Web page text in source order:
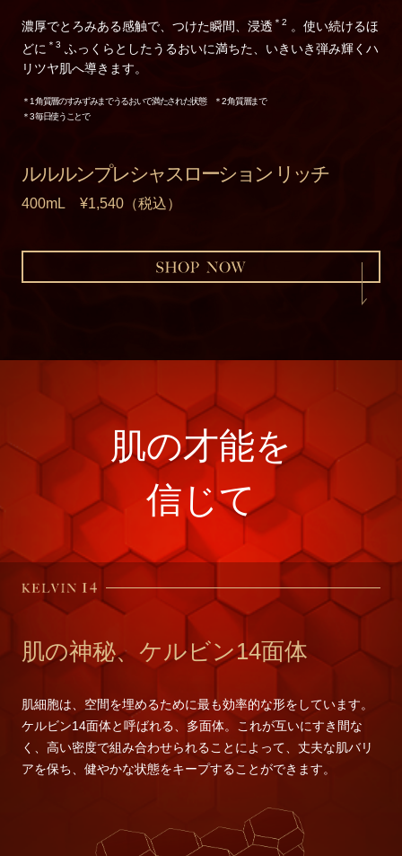
濃厚でとろみある感触で、つけた瞬間、浸透 ＊2 。 使い続けるほ
どに ＊3 ふっくらとしたうるおいに満ちた、 いきいき弾み輝くハ
リツヤ肌へ導きます。
＊1 角質層のすみずみまでうるおいで満たされた状態 ＊2 角質層まで
＊3 毎日使うことで
ルルルンプレシャスローション リッチ
400mL ¥1,540（税込）
肌の才能を
信じて
肌の神秘、ケルビン14面体
肌細胞は、空間を埋めるために最も効率的な形をしています。
ケルビン14面体と呼ばれる、多面体。これが互いにすき間な
く、高い密度で組み合わせられることによって、丈夫な肌バリ
アを保ち、健やかな状態をキープすることができます。